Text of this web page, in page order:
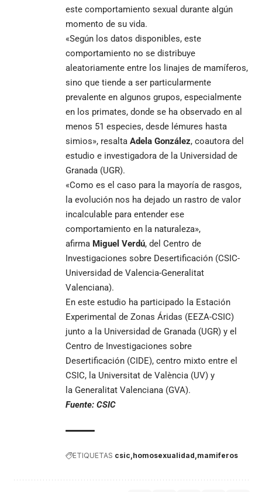
este comportamiento sexual durante algún
momento de su vida.
«Según los datos disponibles, este
comportamiento no se distribuye
aleatoriamente entre los linajes de mamíferos,
sino que tiende a ser particularmente
prevalente en algunos grupos, especialmente
en los primates, donde se ha observado en al
menos 51 especies, desde lémures hasta
simios», resalta Adela González, coautora del
estudio e investigadora de la Universidad de
Granada (UGR).
«Como es el caso para la mayoría de rasgos,
la evolución nos ha dejado un rastro de valor
incalculable para entender ese
comportamiento en la naturaleza»,
afirma Miguel Verdú, del Centro de
Investigaciones sobre Desertificación (CSIC-
Universidad de Valencia-Generalitat
Valenciana).
En este estudio ha participado la Estación
Experimental de Zonas Áridas (EEZA-CSIC)
junto a la Universidad de Granada (UGR) y el
Centro de Investigaciones sobre
Desertificación (CIDE), centro mixto entre el
CSIC, la Universitat de València (UV) y
la Generalitat Valenciana (GVA).
Fuente: CSIC
ETIQUETAS csic homosexualidad mamiferos